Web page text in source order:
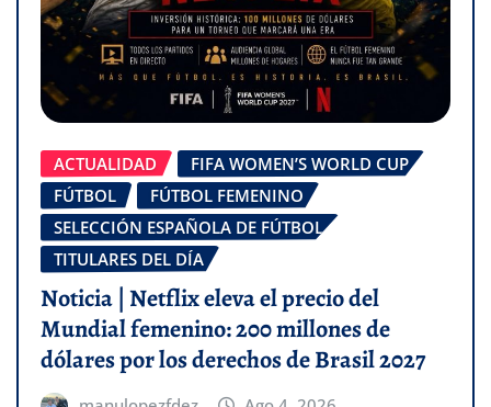
ACTUALIDAD
FIFA WOMEN’S WORLD CUP
FÚTBOL
FÚTBOL FEMENINO
SELECCIÓN ESPAÑOLA DE FÚTBOL
TITULARES DEL DÍA
Noticia | Netflix eleva el precio del
Mundial femenino: 200 millones de
dólares por los derechos de Brasil 2027